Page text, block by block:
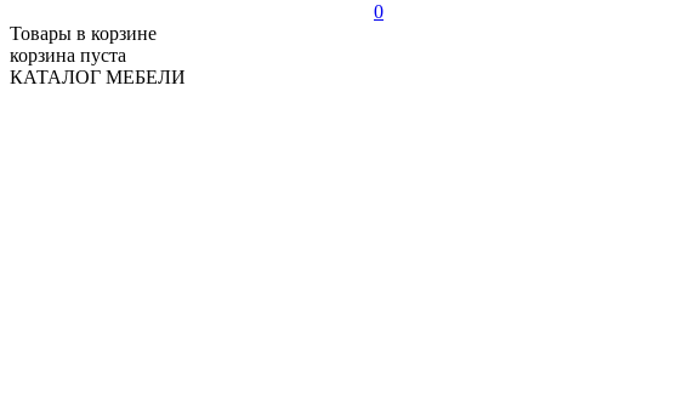
0
Товары в корзине
корзина пуста
КАТАЛОГ МЕБЕЛИ